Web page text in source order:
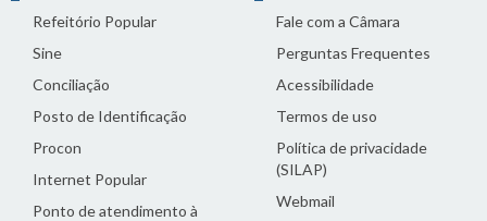
Refeitório Popular
Sine
Conciliação
Posto de Identificação
Procon
Internet Popular
Ponto de atendimento à
Fale com a Câmara
Perguntas Frequentes
Acessibilidade
Termos de uso
Política de privacidade
(SILAP)
Webmail